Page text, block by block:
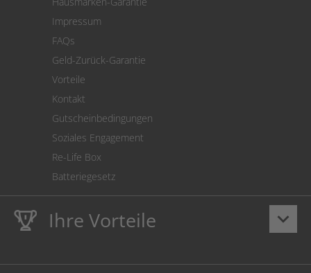
Cookie Einstellungen
Impressum
FAQs
Geld-Zurück-Garantie
Vorteile
Kontakt
Gutscheinbedingungen
Soziales Engagement
Re-Life Box
Batteriegesetz
keyboard_arrow_down
Ihre Vorteile
LebenslangeHausmarke Garantieauf Toner und Tinte